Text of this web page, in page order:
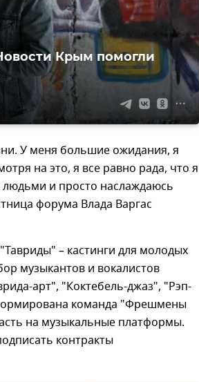
Крым помогли
У меня большие ожидания, я
на это, я все равно рада, что я
и просто наслаждаюсь
форума Влада Варгас
– кастинги для молодых
музыкантов и вокалистов
арт", "Коктебель-джаз", "Рэп-
команда "Фрешмены
на музыкальные платформы.
контракты